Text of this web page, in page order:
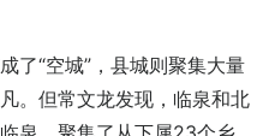
了“空城”，县城则聚集大量
。但常文龙发现，临泉和北